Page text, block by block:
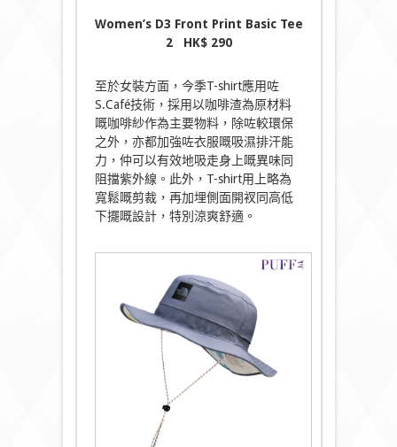
Women’s D3 Front Print Basic Tee
2 HK$ 290
至於女裝方面，今季T-shirt應用咗
S.Café技術，採用以咖啡渣為原材料
嘅咖啡紗作為主要物料，除咗較環保
之外，亦都加強咗衣服嘅吸濕排汗能
力，仲可以有效地吸走身上嘅異味同
阻擋紫外線。此外，T-shirt用上略為
寬鬆嘅剪裁，再加埋側面開衩同高低
下擺嘅設計，特別涼爽舒適。